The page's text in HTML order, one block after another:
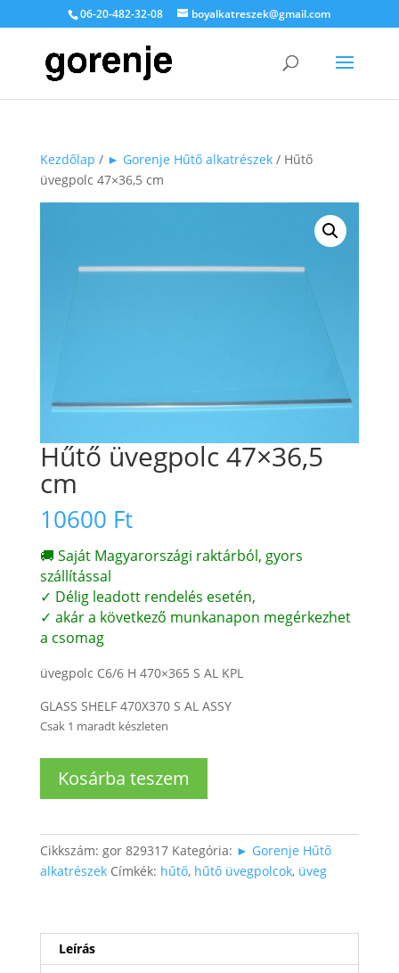
06-20-482-32-08 boyalkatreszek@gmail.com
Kezdőlap / ► Gorenje Hűtő alkatrészek/ Hűtő
üvegpolc 47×36,5 cm
Hűtő üvegpolc 47×36,5
cm
10600 Ft
🚚 Saját Magyarországi raktárból, gyors
szállítással
✓ Délig leadott rendelés esetén,
✓ akár a következő munkanapon megérkezhet
a csomag
üvegpolc C6/6 H 470×365 S AL KPL
GLASS SHELF 470X370 S AL ASSY
Csak 1 maradt készleten
üvegpolc
mennyiség
Kosárba teszem
Cikkszám: gor 829317 Kategória: ► Gorenje Hűtő
alkatrészek Címkék: hűtő, hűtő üvegpolcok, üveg
Leírás